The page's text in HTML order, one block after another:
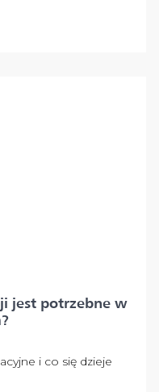
jest potrzebne w
i co się dzieje